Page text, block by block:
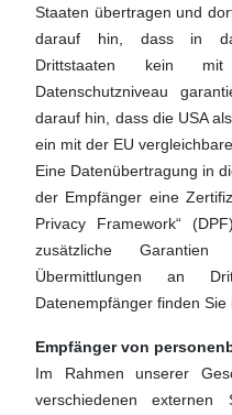
Staaten übertragen und
darauf hin, dass in
Drittstaaten kein
Datenschutzniveau
darauf hin, dass die USA
ein mit der EU
Eine Datenübertragung in
der Empfänger eine
Privacy Framework“
zusätzliche
Übermittlungen an
Datenempfänger finden Sie
Empfänger von
Im Rahmen unserer
verschiedenen